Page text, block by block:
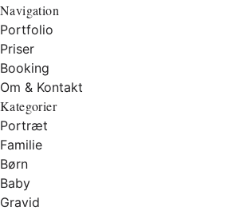
Navigation
Portfolio
Priser
Booking
Om & Kontakt
Kategorier
Portræt
Familie
Børn
Baby
Gravid